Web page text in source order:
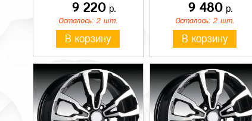
9 220р.
Осталось: 2 шт.
В корзину
9 480р.
Осталось: 2 шт.
В корзину